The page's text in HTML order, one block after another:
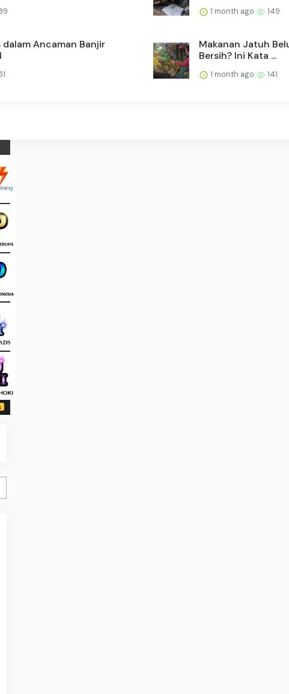
1 month ago 149
Ancaman Banjir
Makanan Jatuh
Bersih? Ini Kata ...
1 month ago 141